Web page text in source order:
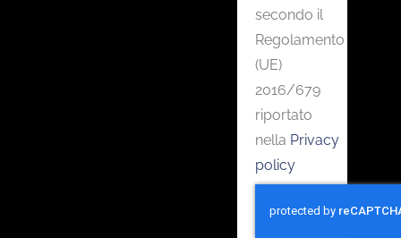
secondo il
Regolamento
(UE)
2016/679
riportato
nella Privacy
policy